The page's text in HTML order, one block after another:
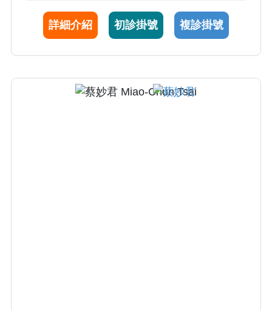
灸專家醫師訓練。 臨床上，潘醫師以親切耐
心、細心溝通著稱，擅長運用中藥、針灸、低
得眾多家長的信賴與推薦。
詳細介紹 初診掛號 複診掛號